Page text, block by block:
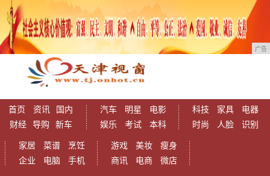
广告
首页 资讯
国内
财经
导购 新车
汽车 明星
电影
娱乐
考试 本科
科技 家具
电器
时尚
人脸 识别
家居 菜谱
烹饪
企业
电脑 手机
游戏 美妆
瘦身
商讯
电商 微店